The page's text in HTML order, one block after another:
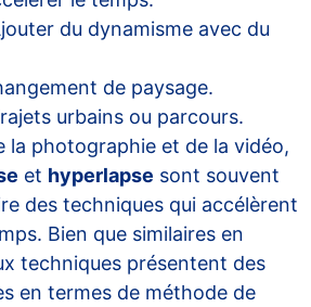
du dynamisme avec du
de paysage.
urbains ou parcours.
la photographie et de la vidéo,
et hyperlapse sont souvent
des techniques qui accélèrent
Bien que similaires en
techniques présentent des
en termes de méthode de